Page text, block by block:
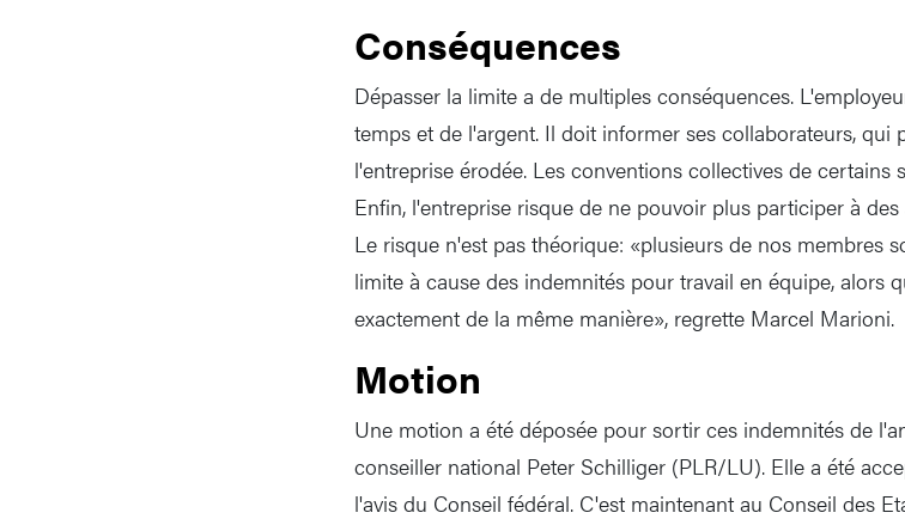
Conséquences
Dépasser la limite a de multiples conséquences.
temps et de l'argent. Il doit informer ses collaborateurs, qui
l'entreprise érodée. Les conventions collectives de certains
Enfin, l'entreprise risque de ne pouvoir plus participer à
Le risque n'est pas théorique: «plusieurs de nos membres
limite à cause des indemnités pour travail en équipe, alors
exactement de la même manière», regrette Marcel Marioni.
Motion
Une motion a été déposée pour sortir ces indemnités de
conseiller national Peter Schilliger (PLR/LU). Elle a été
l'avis du Conseil fédéral. C'est maintenant au Conseil des